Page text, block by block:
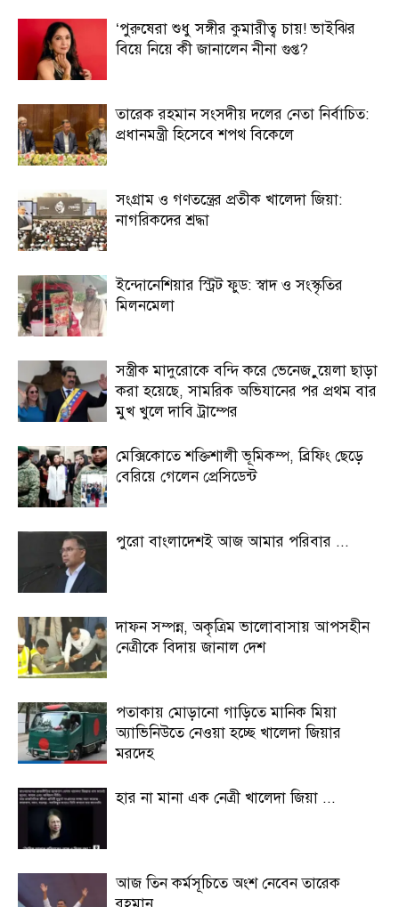
‘পুরুষেরা শুধু সঙ্গীর কুমারীত্ব চায়! ভাইঝির
বিয়ে নিয়ে কী জানালেন নীনা গুপ্ত?
তারেক রহমান সংসদীয় দলের নেতা নির্বাচিত:
প্রধানমন্ত্রী হিসেবে শপথ বিকেলে
সংগ্রাম ও গণতন্ত্রের প্রতীক খালেদা জিয়া:
নাগরিকদের শ্রদ্ধা
ইন্দোনেশিয়ার স্ট্রিট ফুড: স্বাদ ও সংস্কৃতির
মিলনমেলা
সস্ত্রীক মাদুরোকে বন্দি করে ভেনেজ়ুয়েলা ছাড়া
করা হয়েছে, সামরিক অভিযানের পর প্রথম বার
মুখ খুলে দাবি ট্রাম্পের
মেক্সিকোতে শক্তিশালী ভূমিকম্প, ব্রিফিং ছেড়ে
বেরিয়ে গেলেন প্রেসিডেন্ট
পুরো বাংলাদেশই আজ আমার পরিবার ...
দাফন সম্পন্ন, অকৃত্রিম ভালোবাসায় আপসহীন
নেত্রীকে বিদায় জানাল দেশ
পতাকায় মোড়ানো গাড়িতে মানিক মিয়া
অ্যাভিনিউতে নেওয়া হচ্ছে খালেদা জিয়ার
মরদেহ
হার না মানা এক নেত্রী খালেদা জিয়া ...
আজ তিন কর্মসূচিতে অংশ নেবেন তারেক